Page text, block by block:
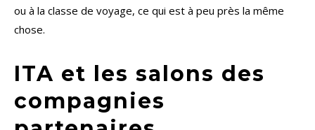
ou à la classe de voyage, ce qui est à peu près la même
chose.
ITA et les salons des
compagnies